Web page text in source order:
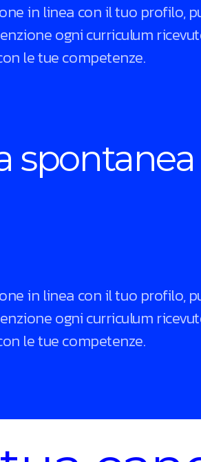
in linea con il tuo profilo,
ogni curriculum
le tue competenze.
spontanea
in linea con il tuo profilo,
ogni curriculum
le tue competenze.